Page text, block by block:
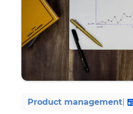
Product management